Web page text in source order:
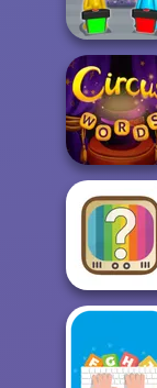
Word Hunt
Guess Their
Answer
Circus Words